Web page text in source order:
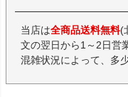
当店は全商品送料無料(
文の翌日から1～2日営
混雑状況によって、多